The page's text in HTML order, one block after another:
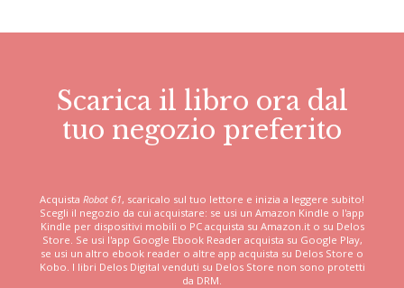
Scarica il libro ora dal
tuo negozio preferito
Acquista Robot 61, scaricalo sul tuo lettore e inizia a leggere subito!
Scegli il negozio da cui acquistare: se usi un Amazon Kindle o l'app
Kindle per dispositivi mobili o PC acquista su Amazon.it o su Delos
Store. Se usi l'app Google Ebook Reader acquista su Google Play,
se usi un altro ebook reader o altre app acquista su Delos Store o
Kobo. I libri Delos Digital venduti su Delos Store non sono protetti
da DRM.